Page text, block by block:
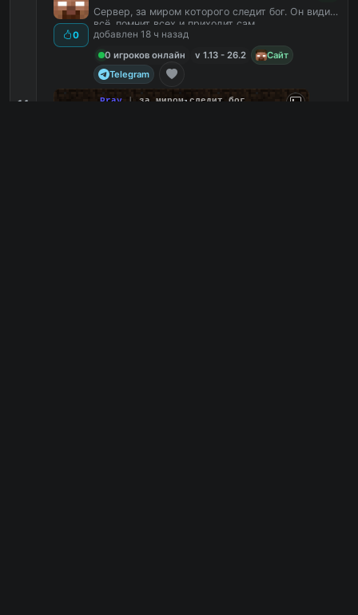
14
0
Сервер, за миром которого следит бог. Он видит
всё, помнит всех и приходит сам.
добавлен 18 ч назад
0 игроков онлайн
v 1.13 - 26.2
Сайт
Telegram
Pray |
за миром следит бог